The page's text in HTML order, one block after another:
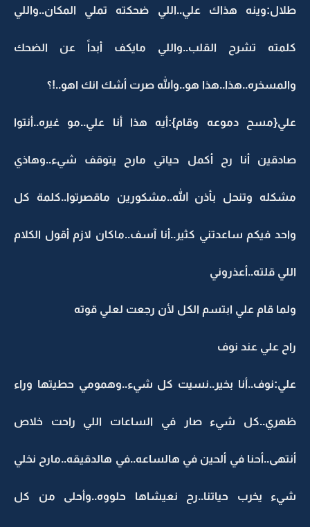
طلال:وينه هذاك علي..اللي ضحكته تملي المكان..واللي
كلمته تشرح القلب..واللي مايكف أبداً عن الضحك
والمسخره..هذا..هذا هو..والله صرت أشك انك اهو..!؟
علي{مسح دموعه وقام}:أيه هذا أنا علي..مو غيره..أنتوا
صادقين أنا رح أكمل حياتي مارح يتوقف شيء..وهاذي
مشكله وتنحل بأذن الله..مشكورين ماقصرتوا..كلمة كل
واحد فيكم ساعدتني كثير..أنا آسف..ماكان لازم أقول الكلام
اللي قلته..أعذروني
ولما قام علي ابتسم الكل لأن رجعت لعلي قوته
راح علي عند نوف
علي:نوف..أنا بخير..نسيت كل شيء..وهمومي حطيتها وراء
ظهري..كل شيء صار في الساعات اللي راحت خلاص
أنتهى..أحنا في ألحين في هالساعه..في هالدقيقه..مارح نخلي
شيء يخرب حياتنا..رح نعيشاها حلووه..وأحلى من كل